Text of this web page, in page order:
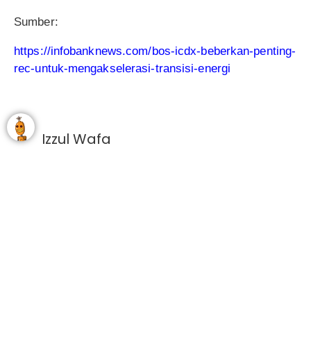
Sumber:
https://infobanknews.com/bos-icdx-beberkan-penting-
rec-untuk-mengakselerasi-transisi-energi
Izzul Wafa